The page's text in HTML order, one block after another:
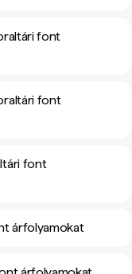
font
font
font
árfolyamokat